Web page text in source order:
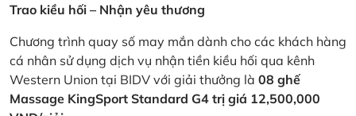
Trao kiều hối – Nhận yêu thương
Chương trình quay số may mắn dành cho các khách hàng
cá nhân sử dụng dịch vụ nhận tiền kiều hối qua kênh
Western Union tại BIDV với giải thưởng là 08 ghế
Massage KingSport Standard G4 trị giá 12,500,000